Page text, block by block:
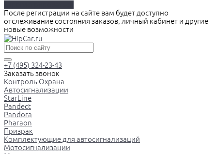
После регистрации на сайте вам будет доступно
отслеживание состояния заказов, личный кабинет и другие
новые возможности
+7 (495) 324-23-43
Заказать звонок
Контроль Охрана
Автосигнализации
StarLine
Pandect
Pandora
Pharaon
Призрак
Комплектующие для автосигнализаций
Мотосигнализации